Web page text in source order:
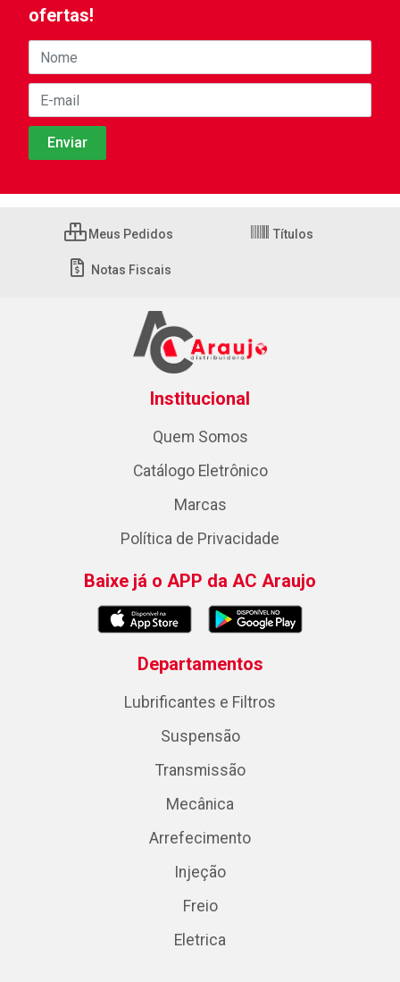
ofertas!
Meus Pedidos Títulos
Notas Fiscais
Institucional
Quem Somos
Catálogo Eletrônico
Marcas
Política de Privacidade
Baixe já o APP da AC Araujo
Departamentos
Lubrificantes e Filtros
Suspensão
Transmissão
Mecânica
Arrefecimento
Injeção
Freio
Eletrica